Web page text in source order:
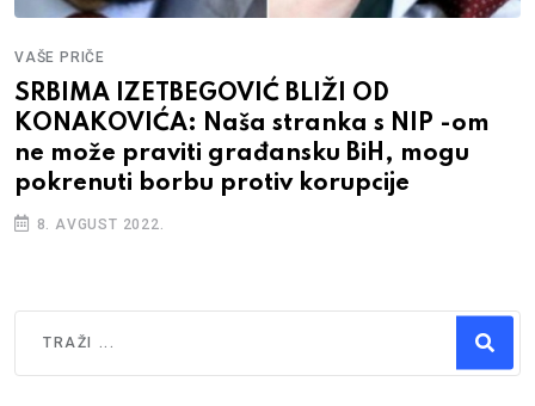
VAŠE PRIČE
SRBIMA IZETBEGOVIĆ BLIŽI OD
KONAKOVIĆA: Naša stranka s NIP -om
ne može praviti građansku BiH, mogu
pokrenuti borbu protiv korupcije
8. AVGUST 2022.
Type 2 or more characters for results.